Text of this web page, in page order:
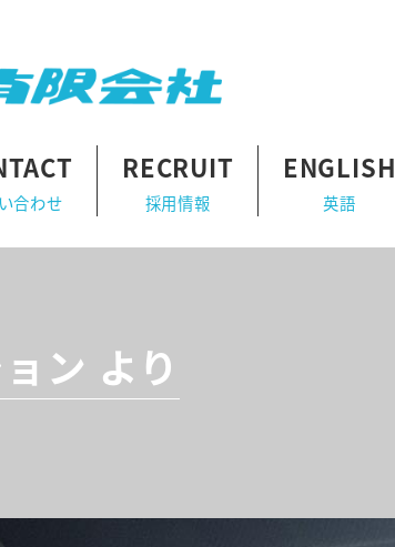
合わせ
RECRUIT
採用情報
ENGLISH
英語
ン より